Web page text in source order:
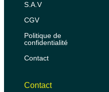
S.A.V
CGV
Politique de
confidentialité
Contact
Contact